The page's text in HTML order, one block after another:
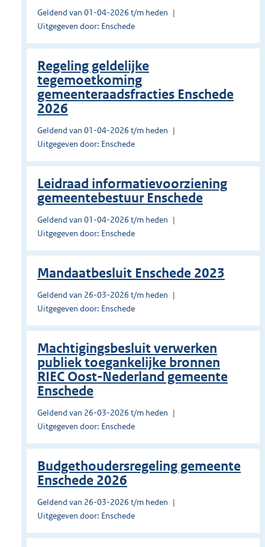
Geldend van 01-04-2026 t/m heden
Uitgegeven door: Enschede
Regeling geldelijke
tegemoetkoming
gemeenteraadsfracties Enschede
2026
Geldend van 01-04-2026 t/m heden
Uitgegeven door: Enschede
Leidraad informatievoorziening
gemeentebestuur Enschede
Geldend van 01-04-2026 t/m heden
Uitgegeven door: Enschede
Mandaatbesluit Enschede 2023
Geldend van 26-03-2026 t/m heden
Uitgegeven door: Enschede
Machtigingsbesluit verwerken
publiek toegankelijke bronnen
RIEC Oost-Nederland gemeente
Enschede
Geldend van 26-03-2026 t/m heden
Uitgegeven door: Enschede
Budgethoudersregeling gemeente
Enschede 2026
Geldend van 26-03-2026 t/m heden
Uitgegeven door: Enschede